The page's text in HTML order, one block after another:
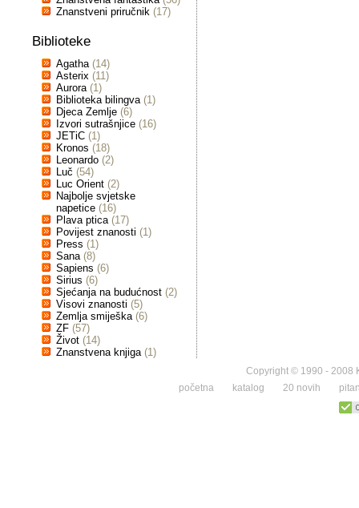
Znanstveni priručnik (17)
Biblioteke
Agatha (14)
Asterix (11)
Aurora (1)
Biblioteka bilingva (1)
Djeca Zemlje (6)
Izvori sutrašnjice (16)
JETiC (1)
Kronos (18)
Leonardo (2)
Luč (54)
Luc Orient (2)
Najbolje svjetske
napetice (16)
Plava ptica (17)
Povijest znanosti (1)
Press (1)
Sana (8)
Sapiens (6)
Sirius (6)
Sjećanja na budućnost (2)
Visovi znanosti (5)
Zemlja smiješka (6)
ZF (57)
Život (14)
Znanstvena knjiga (1)
Copyright © 1990 - 2008
početna
katalog 20 novih